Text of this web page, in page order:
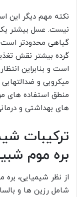
نکته مهم دیگر این
نیست. عسل بیشتر یک
گیاهی محدودتر
گرده بیشتر نقش
است و بنابراین
میکروبی و
منطق استفاده های
های بهداشتی و
ترکیبات
بره موم
از نظر شیمیایی،
شامل رزین ها و